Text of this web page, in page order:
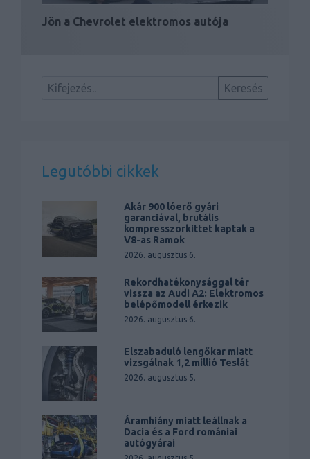
Jön a Chevrolet elektromos autója
Legutóbbi cikkek
Akár 900 lóerő gyári
garanciával, brutális
kompresszorkittet kaptak a
V8-as Ramok
2026. augusztus 6.
Rekordhatékonysággal tér
vissza az Audi A2: Elektromos
belépőmodell érkezik
2026. augusztus 6.
Elszabaduló lengőkar miatt
vizsgálnak 1,2 millió Teslát
2026. augusztus 5.
Áramhiány miatt leállnak a
Dacia és a Ford romániai
autógyárai